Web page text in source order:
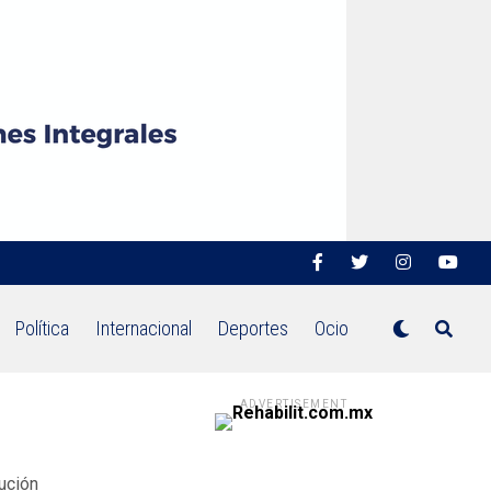
Política Internacional Deportes Ocio
ADVERTISEMENT